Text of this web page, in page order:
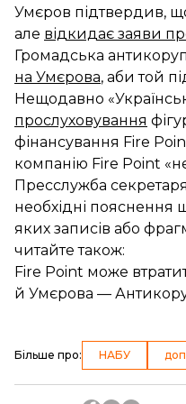
Умєров підтвердив,
але відкидає заяви
Громадська
на Умєрова, аби той
Нещодавно
прослуховування
фінансування Fire
компанію Fire Point
Пресслужба
необхідні пояснення
яких записів або
читайте також:
Fire Point може
й Умєрова —
Більше про: НАБУ